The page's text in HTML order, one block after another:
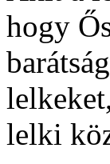
hogy
lelki